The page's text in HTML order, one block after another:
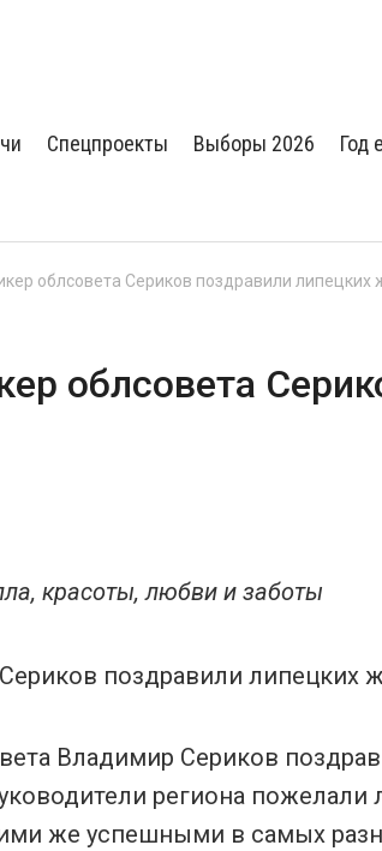
Спецпроекты Выборы 2026 Год
облсовета Сериков поздравили липецких
облсовета
красоты, любви и заботы
Владимир Сериков
региона пожелали
же успешными в самых